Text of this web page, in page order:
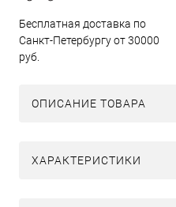
Бесплатная доставка по
Санкт-Петербургу от 30000
руб.
ОПИСАНИЕ ТОВАРА
ХАРАКТЕРИСТИКИ